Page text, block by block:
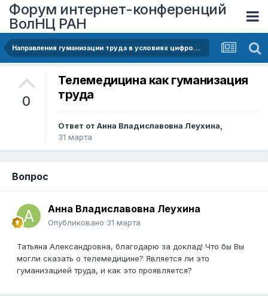
Форум интернет-конференций
ВолНЦ РАН
Направления гуманизации труда в условиях цифровизации
0
Телемедицина как гуманизация
труда
Ответ от Анна Владиславовна Леухина,
31 марта
Вопрос
Анна Владиславовна Леухина
Опубликовано 31 марта
Татьяна Александровна, благодарю за доклад! Что бы Вы
могли сказать о телемедицине? Является ли это
гуманизацией труда, и как это проявляется?